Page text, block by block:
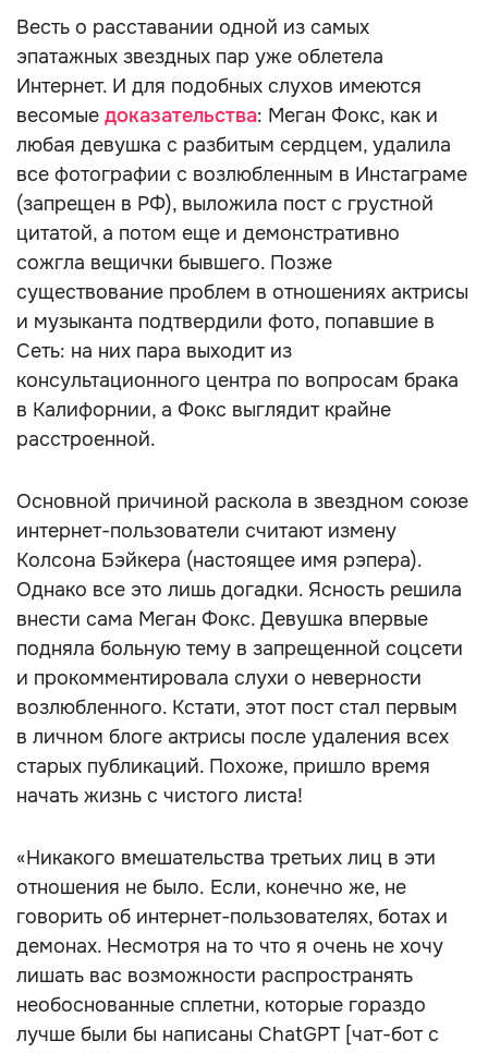
Весть о расставании одной из самых
эпатажных звездных пар уже облетела
Интернет. И для подобных слухов имеются
весомые доказательства: Меган Фокс, как и
любая девушка с разбитым сердцем, удалила
все фотографии с возлюбленным в Инстаграме
(запрещен в РФ), выложила пост с грустной
цитатой, а потом еще и демонстративно
сожгла вещички бывшего. Позже
существование проблем в отношениях актрисы
и музыканта подтвердили фото, попавшие в
Сеть: на них пара выходит из
консультационного центра по вопросам брака
в Калифорнии, а Фокс выглядит крайне
расстроенной.
Основной причиной раскола в звездном союзе
интернет-пользователи считают измену
Колсона Бэйкера (настоящее имя рэпера).
Однако все это лишь догадки. Ясность решила
внести сама Меган Фокс. Девушка впервые
подняла больную тему в запрещенной соцсети
и прокомментировала слухи о неверности
возлюбленного. Кстати, этот пост стал первым
в личном блоге актрисы после удаления всех
старых публикаций. Похоже, пришло время
начать жизнь с чистого листа!
«Никакого вмешательства третьих лиц в эти
отношения не было. Если, конечно же, не
говорить об интернет-пользователях, ботах и
демонах. Несмотря на то что я очень не хочу
лишать вас возможности распространять
необоснованные сплетни, которые гораздо
лучше были бы написаны ChatGPT [чат-бот с